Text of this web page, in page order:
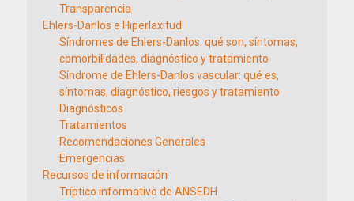
Transparencia
Ehlers-Danlos e Hiperlaxitud
Síndromes de Ehlers-Danlos: qué son, síntomas,
comorbilidades, diagnóstico y tratamiento
Síndrome de Ehlers-Danlos vascular: qué es,
síntomas, diagnóstico, riesgos y tratamiento
Diagnósticos
Tratamientos
Recomendaciones Generales
Emergencias
Recursos de información
Tríptico informativo de ANSEDH